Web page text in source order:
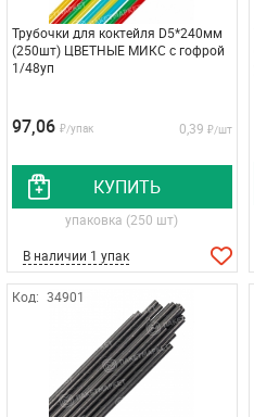
Трубочки для коктейля D5*240мм
(250шт) ЦВЕТНЫЕ МИКС с гофрой
1/48уп
97,06 ₽/упак 0,39 ₽/шт
КУПИТЬ
упаковка (250 шт)
В наличии 1 упак
Код: 34901